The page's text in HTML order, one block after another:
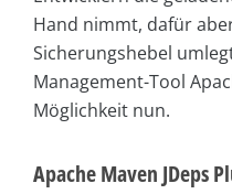
Hand nimmt, dafür
Sicherungshebel
Management-Tool
Möglichkeit nun.
Apache Maven JDeps